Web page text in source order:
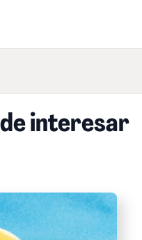
interesar